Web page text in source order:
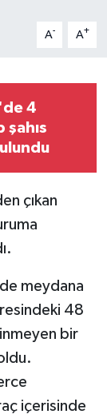
A- A+
4
şahıs
çıkan
meydana
48
bir
içerisinde